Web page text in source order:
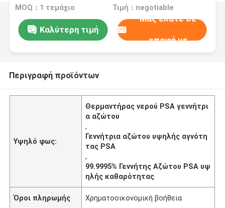
MOQ：1 τεμάχιο Τιμή：negotiable
Καλύτερη τιμή
Μας ελάτε σε
επαφή με
Περιγραφή προϊόντων
Υψηλό φως:
Θερμαντήρας νερού PSA γεννήτρι
α αζώτου
,
Γεννήτρια αζώτου υψηλής αγνότη
τας PSA
,
99.9995% Γεννήτης Αζώτου PSA υψ
ηλής καθαρότητας
Όροι πληρωμής Χρηματοοικονομική βοήθεια